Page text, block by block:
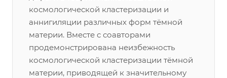
космологической кластеризации и
аннигиляции различных форм тёмной
материи. Вместе с соавторами
продемонстрирована неизбежность
космологической кластеризации тёмной
материи, приводящей к значительному